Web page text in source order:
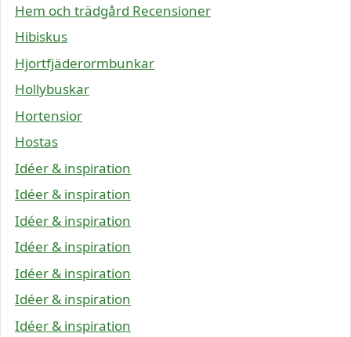
Hem och trädgård Recensioner
Hibiskus
Hjortfjäderormbunkar
Hollybuskar
Hortensior
Hostas
Idéer & inspiration
Idéer & inspiration
Idéer & inspiration
Idéer & inspiration
Idéer & inspiration
Idéer & inspiration
Idéer & inspiration